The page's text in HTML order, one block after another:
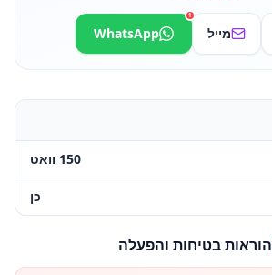
מייל WhatsApp
1
150 וואט
כן
הוראות בטיחות והפעלה